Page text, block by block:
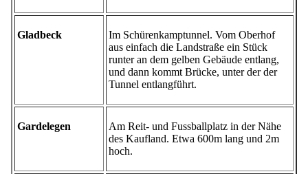
Gladbeck
Im Schürenkamptunnel. Vom Oberhof
aus einfach die Landstraße ein Stück
runter an dem gelben Gebäude entlang,
und dann kommt Brücke, unter der der
Tunnel entlangführt.
Gardelegen
Am Reit- und Fussballplatz in der Nähe
des Kaufland. Etwa 600m lang und 2m
hoch.